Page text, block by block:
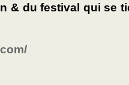
& du festival qui se